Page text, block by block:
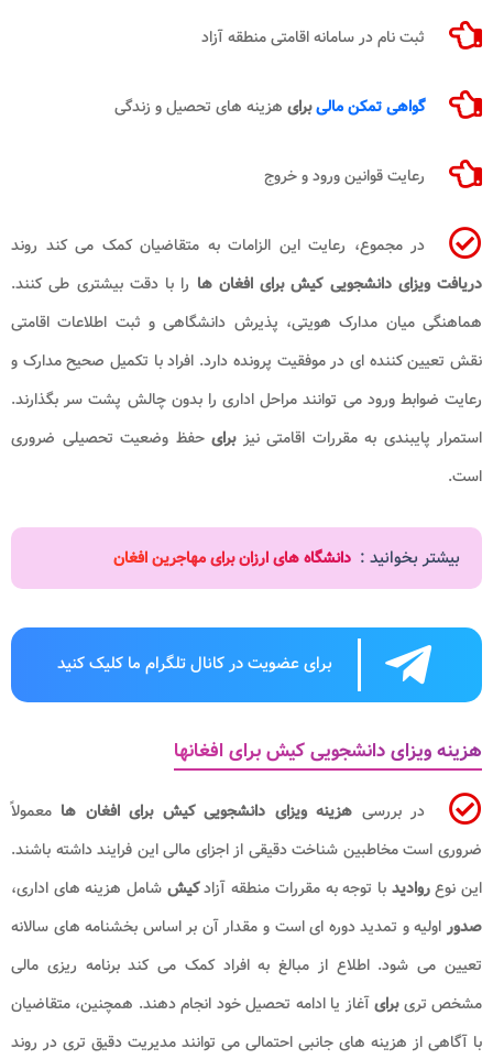
ثبت نام در سامانه اقامتی منطقه آزاد
گواهی تمکن مالیبرای هزینه های تحصیل و زندگی
رعایت قوانین ورود و خروج
در مجموع، رعایت این الزامات به متقاضیان کمک می کند روند
دریافت ویزای دانشجویی کیش برای افغان ها را با دقت بیشتری طی کنند.
هماهنگی میان مدارک هویتی، پذیرش دانشگاهی و ثبت اطلاعات اقامتی
نقش تعیین کننده ای در موفقیت پرونده دارد. افراد با تکمیل صحیح مدارک و
رعایت ضوابط ورود می توانند مراحل اداری را بدون چالش پشت سر بگذارند.
استمرار پایبندی به مقررات اقامتی نیزبرایحفظ وضعیت تحصیلی ضروری
است.
بیشتر بخوانید : دانشگاه های ارزان برای مهاجرین افغان
برای عضویت در کانال تلگرام ما کلیک کنید
هزینه ویزای دانشجویی کیش برای افغانها
در بررسی هزینه ویزای دانشجویی کیش برای افغان ها معمولاً
ضروری است مخاطبین شناخت دقیقی از اجزای مالی این فرایند داشته باشند.
این نوعروادیدبا توجه به مقررات منطقه آزادکیش شامل هزینه های اداری،
صدوراولیه و تمدید دوره ای است و مقدار آن بر اساس بخشنامه های سالانه
تعیین می شود. اطلاع از مبالغ به افراد کمک می کند برنامه ریزی مالی
مشخص تریبرایآغاز یا ادامه تحصیل خود انجام دهند. همچنین، متقاضیان
با آگاهی از هزینه های جانبی احتمالی می توانند مدیریت دقیق تری در روند